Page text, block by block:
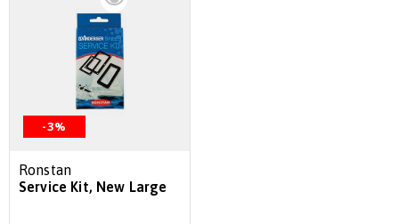
-3%
Ronstan
Service Kit, New Large